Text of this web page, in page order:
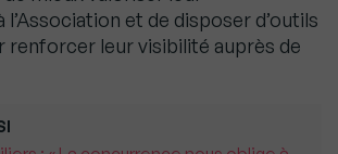
et de disposer d’outils
renforcer leur visibilité auprès de